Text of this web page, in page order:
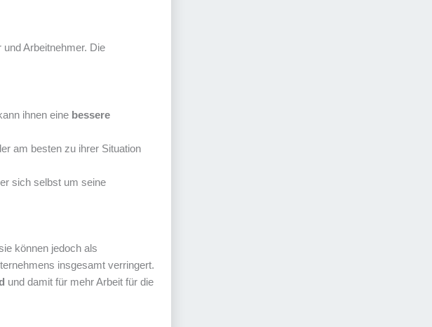
Arbeitnehmer. Die
ihnen eine bessere
am besten zu ihrer Situation
sich selbst um seine
können jedoch als
insgesamt verringert.
und damit für mehr Arbeit für die